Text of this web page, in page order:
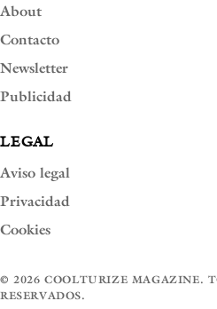
About
Contacto
Newsletter
Publicidad
LEGAL
Aviso legal
Privacidad
Cookies
© 2026 COOLTURIZE MAGAZINE.
RESERVADOS.